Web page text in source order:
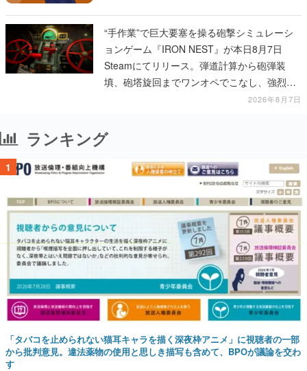
“手作業”で巨大要塞を操る砲撃シミュレーシ
ョンゲーム『IRON NEST』が本日8月7日
Steamにてリリース。弾道計算から砲弾装
填、砲塔旋回までワンオペでこなし、強烈な
一撃をブチかませるロマンある作品2026年8月7日
ランキング
1
「タバコを止められない猫耳キャラを描く深夜枠アニメ」に視聴者の一部
から批判意見。違法薬物の使用と思しき描写も含めて、BPOが議論を交わ
す